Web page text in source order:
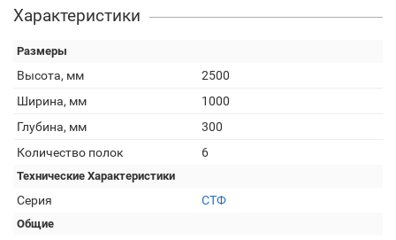
Характеристики
Размеры
Высота, мм
2500
Ширина, мм
1000
Глубина, мм
300
Количество полок
6
Технические Характеристики
Серия СТФ
Общие